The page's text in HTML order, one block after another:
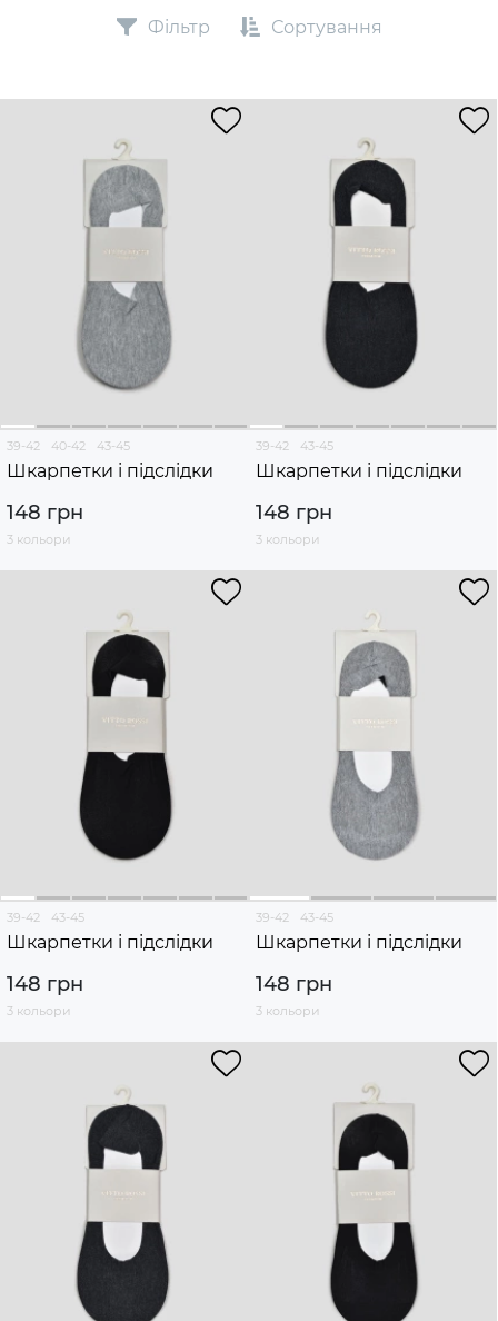
Фільтр Сортування
39-42 40-42 43-45
Шкарпетки і підслідки
148 грн
3 кольори
39-42 43-45
Шкарпетки і підслідки
148 грн
3 кольори
39-42 43-45
Шкарпетки і підслідки
148 грн
3 кольори
39-42 43-45
Шкарпетки і підслідки
148 грн
3 кольори